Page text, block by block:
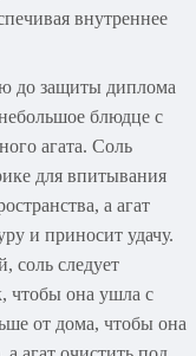
внутреннее
до защиты диплома
блюдце с
агата. Соль
для впитывания
а агат
и приносит удачу.
соль следует
чтобы она ушла с
от дома, чтобы она